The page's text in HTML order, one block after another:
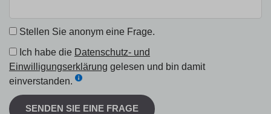
Stellen Sie anonym eine Frage.
Ich habe die Datenschutz- und
Einwilligungserklärung gelesen und bin damit
einverstanden.
SENDEN SIE EINE FRAGE